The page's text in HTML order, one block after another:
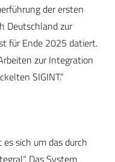
der ersten
Deutschland zur
für Ende 2025 datiert.
zur Integration
SIGINT.“
sich um das durch
Das System